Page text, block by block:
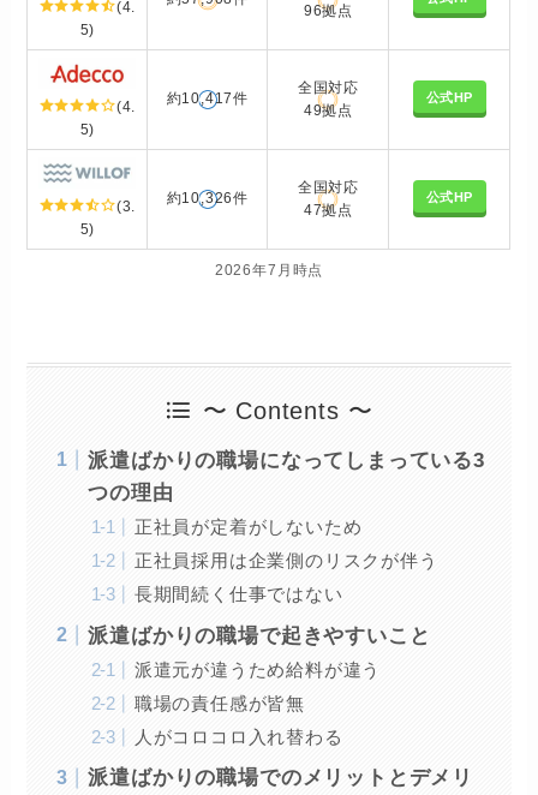
(4.
5)
96拠点
(4.
5)
約10,417件
全国対応
49拠点
公式HP
(3.
5)
約10,326件
全国対応
47拠点
公式HP
2026年7月時点
〜 Contents 〜
派遣ばかりの職場になってしまっている3
つの理由
正社員が定着がしないため
正社員採用は企業側のリスクが伴う
長期間続く仕事ではない
派遣ばかりの職場で起きやすいこと
派遣元が違うため給料が違う
職場の責任感が皆無
人がコロコロ入れ替わる
派遣ばかりの職場でのメリットとデメリ